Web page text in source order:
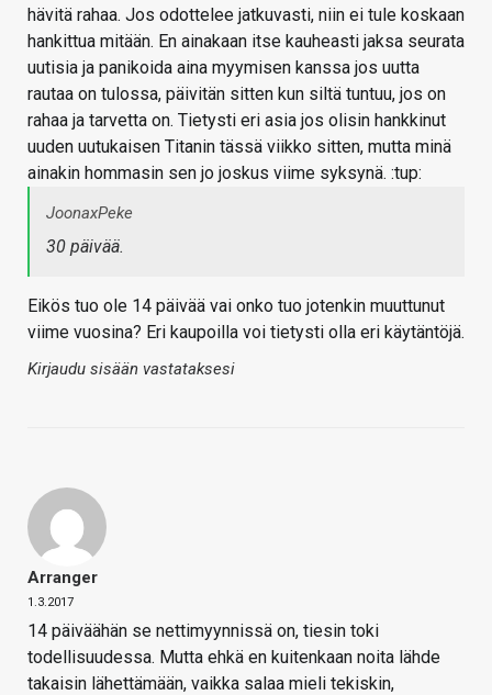
hävitä rahaa. Jos odottelee jatkuvasti, niin ei tule koskaan
hankittua mitään. En ainakaan itse kauheasti jaksa seurata
uutisia ja panikoida aina myymisen kanssa jos uutta
rautaa on tulossa, päivitän sitten kun siltä tuntuu, jos on
rahaa ja tarvetta on. Tietysti eri asia jos olisin hankkinut
uuden uutukaisen Titanin tässä viikko sitten, mutta minä
ainakin hommasin sen jo joskus viime syksynä. :tup:
JoonaxPeke
30 päivää.
Eikös tuo ole 14 päivää vai onko tuo jotenkin muuttunut
viime vuosina? Eri kaupoilla voi tietysti olla eri käytäntöjä.
Kirjaudu sisään vastataksesi
Arranger
1.3.2017
14 päiväähän se nettimyynnissä on, tiesin toki
todellisuudessa. Mutta ehkä en kuitenkaan noita lähde
takaisin lähettämään, vaikka salaa mieli tekiskin,